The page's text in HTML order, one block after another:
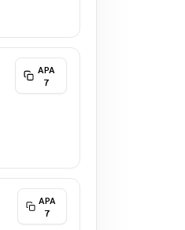
APA
7
APA
7